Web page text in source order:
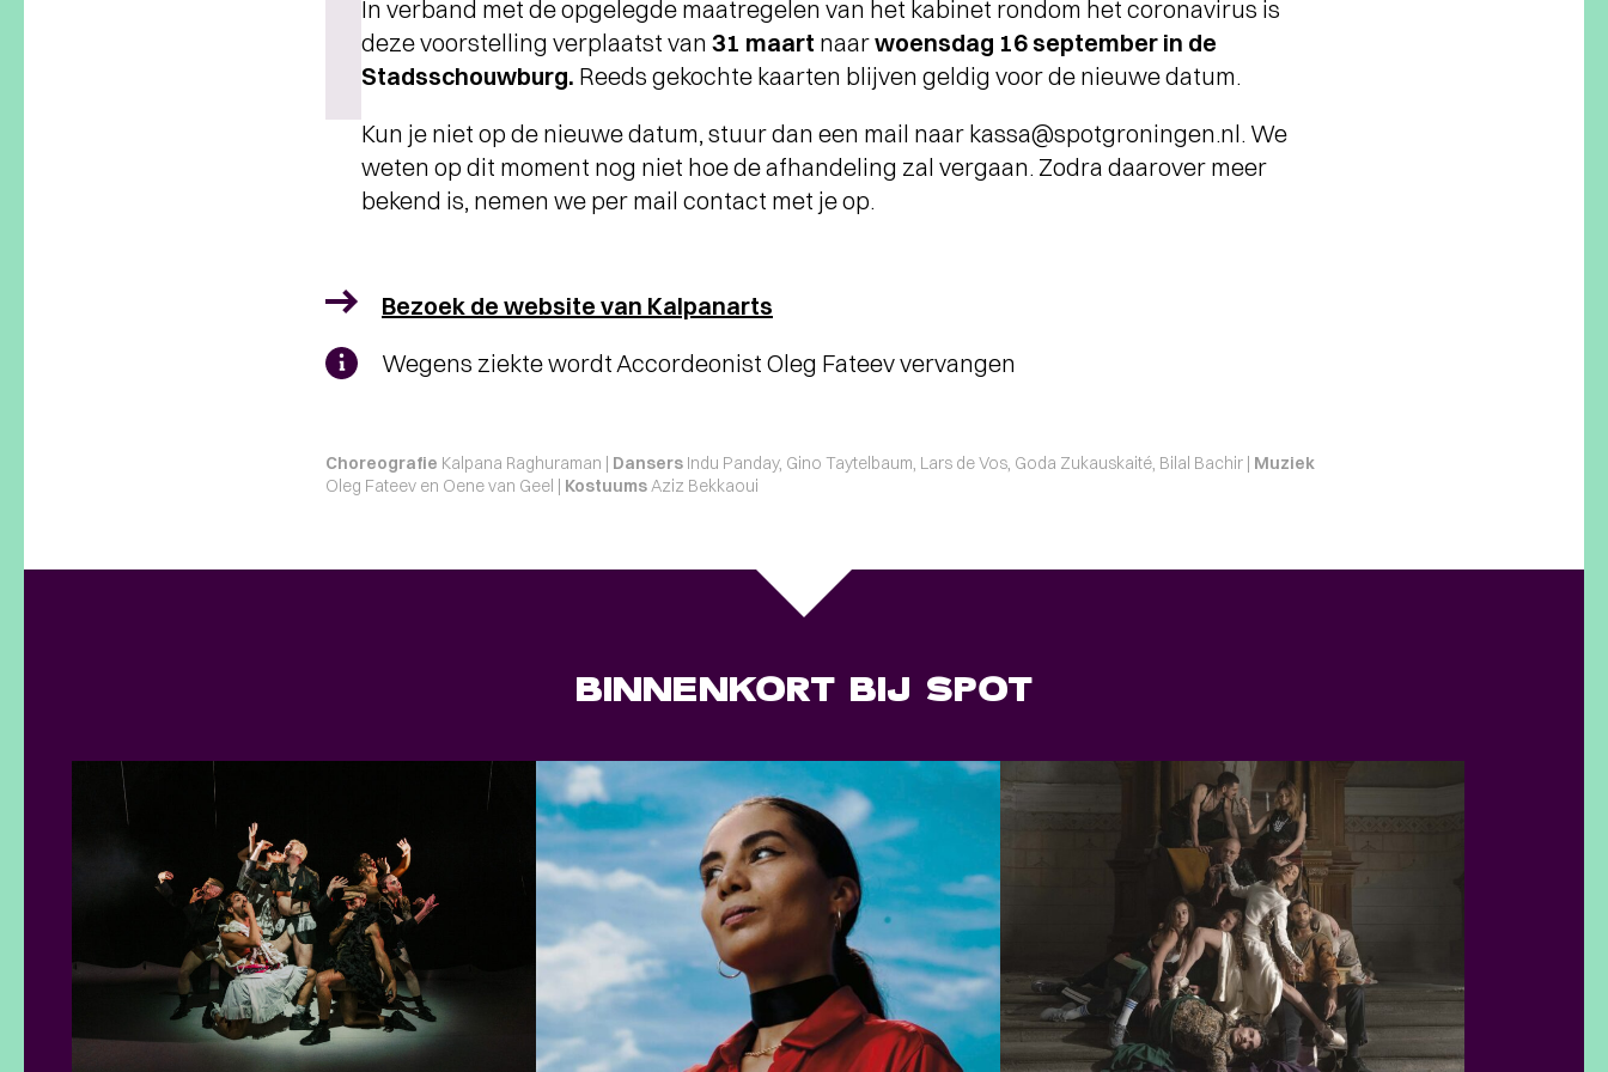
In verband met de opgelegde maatregelen van het kabinet rondom het coronavirus is
deze voorstelling verplaatst van 31 maart naarwoensdag 16 september in de
Stadsschouwburg. Reeds gekochte kaarten blijven geldig voor de nieuwe datum.
Kun je niet op de nieuwe datum, stuur dan een mail naar kassa@spotgroningen.nl. We
weten op dit moment nog niet hoe de afhandeling zal vergaan. Zodra daarover meer
bekend is, nemen we per mail contact met je op.
Bezoek de website van Kalpanarts
Wegens ziekte wordt Accordeonist Oleg Fateev vervangen
Choreografie Kalpana Raghuraman | Dansers Indu Panday, Gino Taytelbaum, Lars de Vos, Goda Zukauskaité, Bilal Bachir | Muziek
Oleg Fateev en Oene van Geel | KostuumsAziz Bekkaoui
BINNENKORT BIJ SPOT